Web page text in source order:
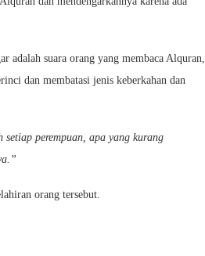
adalah suara orang yang membaca Alquran,
dan membatasi jenis keberkahan dan
perempuan, apa yang kurang
orang tersebut.